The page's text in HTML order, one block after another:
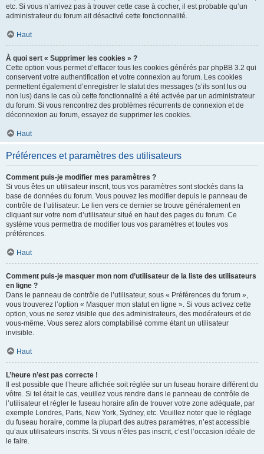
etc. Si vous n’arrivez pas à trouver cette case à cocher, il est probable qu’un
administrateur du forum ait désactivé cette fonctionnalité.
Haut
À quoi sert « Supprimer les cookies » ?
Cette option vous permet d’effacer tous les cookies générés par phpBB 3.2 qui
conservent votre authentification et votre connexion au forum. Les cookies
permettent également d’enregistrer le statut des messages (s’ils sont lus ou
non lus) dans le cas où cette fonctionnalité a été activée par un administrateur
du forum. Si vous rencontrez des problèmes récurrents de connexion et de
déconnexion au forum, essayez de supprimer les cookies.
Haut
Préférences et paramètres des utilisateurs
Comment puis-je modifier mes paramètres ?
Si vous êtes un utilisateur inscrit, tous vos paramètres sont stockés dans la
base de données du forum. Vous pouvez les modifier depuis le panneau de
contrôle de l’utilisateur. Le lien vers ce dernier se trouve généralement en
cliquant sur votre nom d’utilisateur situé en haut des pages du forum. Ce
système vous permettra de modifier tous vos paramètres et toutes vos
préférences.
Haut
Comment puis-je masquer mon nom d’utilisateur de la liste des utilisateurs
en ligne ?
Dans le panneau de contrôle de l’utilisateur, sous « Préférences du forum »,
vous trouverez l’option « Masquer mon statut en ligne ». Si vous activez cette
option, vous ne serez visible que des administrateurs, des modérateurs et de
vous-même. Vous serez alors comptabilisé comme étant un utilisateur
invisible.
Haut
L’heure n’est pas correcte !
Il est possible que l’heure affichée soit réglée sur un fuseau horaire différent du
vôtre. Si tel était le cas, veuillez vous rendre dans le panneau de contrôle de
l’utilisateur et régler le fuseau horaire afin de trouver votre zone adéquate, par
exemple Londres, Paris, New York, Sydney, etc. Veuillez noter que le réglage
du fuseau horaire, comme la plupart des autres paramètres, n’est accessible
qu’aux utilisateurs inscrits. Si vous n’êtes pas inscrit, c’est l’occasion idéale de
le faire.